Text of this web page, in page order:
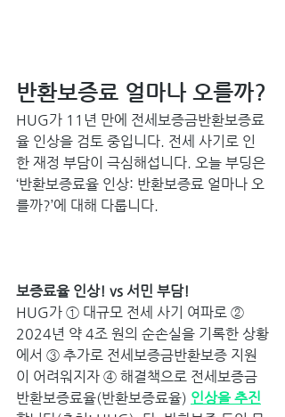
반환보증료 얼마나 오를까?
HUG가 11년 만에 전세보증금반환보증료
율 인상을 검토 중입니다. 전세 사기로 인
한 재정 부담이 극심해섭니다. 오늘 부딩은
‘반환보증료율 인상: 반환보증료 얼마나 오
를까?’에 대해 다룹니다.
보증료율 인상! vs 서민 부담!
HUG가 ① 대규모 전세 사기 여파로 ②
2024년 약 4조 원의 순손실을 기록한 상황
에서 ③ 추가로 전세보증금반환보증 지원
이 어려워지자 ④ 해결책으로 전세보증금
반환보증료율(반환보증료율) 인상을 추진